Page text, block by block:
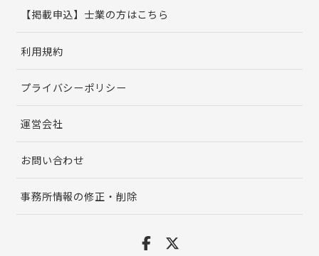
【掲載申込】士業の方はこちら
利用規約
プライバシーポリシー
運営会社
お問い合わせ
事務所情報の修正・削除